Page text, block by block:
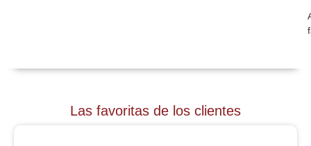
Las favoritas de los clientes